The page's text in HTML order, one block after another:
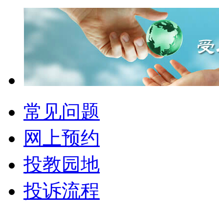
常见问题
网上预约
投教园地
投诉流程